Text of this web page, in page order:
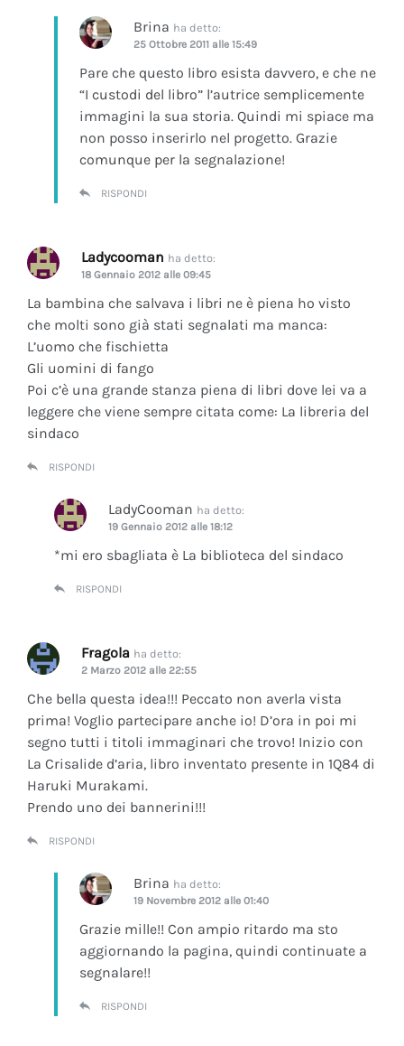
Brina ha detto:
25 Ottobre 2011 alle 15:49
Pare che questo libro esista davvero, e che ne
“I custodi del libro” l’autrice semplicemente
immagini la sua storia. Quindi mi spiace ma
non posso inserirlo nel progetto. Grazie
comunque per la segnalazione!
RISPONDI
Ladycooman ha detto:
18 Gennaio 2012 alle 09:45
La bambina che salvava i libri ne è piena ho visto
che molti sono già stati segnalati ma manca:
L’uomo che fischietta
Gli uomini di fango
Poi c’è una grande stanza piena di libri dove lei va a
leggere che viene sempre citata come: La libreria del
sindaco
RISPONDI
LadyCooman ha detto:
19 Gennaio 2012 alle 18:12
*mi ero sbagliata è La biblioteca del sindaco
RISPONDI
Fragola ha detto:
2 Marzo 2012 alle 22:55
Che bella questa idea!!! Peccato non averla vista
prima! Voglio partecipare anche io! D’ora in poi mi
segno tutti i titoli immaginari che trovo! Inizio con
La Crisalide d’aria, libro inventato presente in 1Q84 di
Haruki Murakami.
Prendo uno dei bannerini!!!
RISPONDI
Brina ha detto:
19 Novembre 2012 alle 01:40
Grazie mille!! Con ampio ritardo ma sto
aggiornando la pagina, quindi continuate a
segnalare!!
RISPONDI